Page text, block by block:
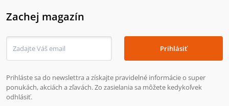
Zachej magazín
Prihlásiť
Prihláste sa do newslettra a získajte pravidelné informácie o super
ponukách, akciách a zľavách. Zo zasielania sa môžete kedykoľvek
odhlásiť.